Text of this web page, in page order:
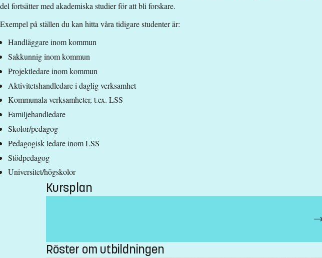
del fortsätter med akademiska studier för att bli forskare.
Exempel på ställen du kan hitta våra tidigare studenter är:
​Handläggare inom kommun
Sakkunnig inom kommun
Projektledare inom kommun
Aktivitetshandledare i daglig verksamhet
Kommunala verksamheter, t.ex. LSS
Familjehandledare
Skolor/pedagog
Pedagogisk ledare inom LSS
Stödpedagog
Universitet/högskolor
Kursplan
Röster om utbildningen